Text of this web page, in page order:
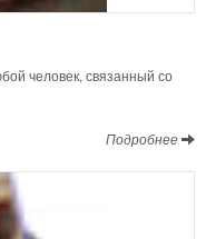
человек, связанный со
Подробнее